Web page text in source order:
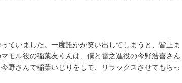
ていました。一度誰かが笑い出してしまうと、皆止ま
モル役の稲葉友くんは、僕と雷之進役の今野浩喜さん
野さんで稲葉いじりをして、リラックスさせてもらっ